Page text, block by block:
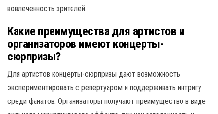
вовлеченность зрителей.
Какие преимущества для артистов и
организаторов имеют концерты-
сюрпризы?
Для артистов концерты-сюрпризы дают возможность
экспериментировать с репертуаром и поддерживать интригу
среди фанатов. Организаторы получают преимущество в виде